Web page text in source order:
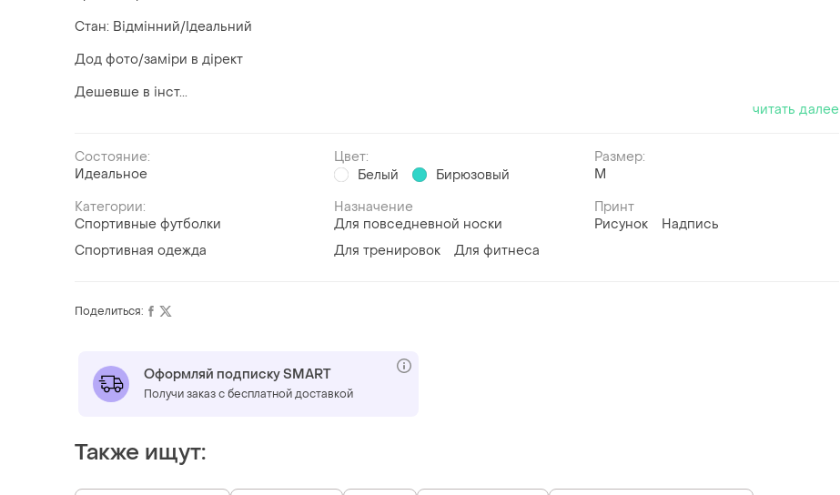
Стан: Відмінний/Ідеальний
Дод фото/заміри в дірект
Дешевше в інст...
читать далее
Состояние:
Идеальное
Цвет:
Белый
Бирюзовый
Размер:
M
Категории:
Спортивные футболки
Спортивная одежда
Назначение
Для повседневной носки
Для тренировок
Для фитнеса
Принт
Рисунок
Надпись
Поделиться:
Оформляй подписку SMART
Получи заказ с бесплатной доставкой
Также ищут: